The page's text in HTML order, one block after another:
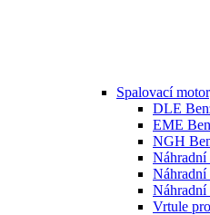
Spalovací
DLE
EME
NGH
Vrtule